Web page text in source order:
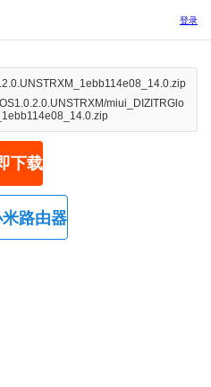
登录
miui_DIZITRGlo
下载
路由器